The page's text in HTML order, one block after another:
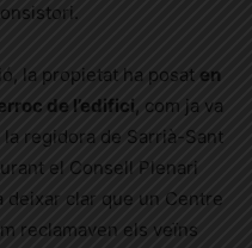
la propietat ha posat en
de l’edifici, com ja va
la regidora de Sarrià-Sant
el Consell Plenari
deixar clar que un Centre
reclamaven els veïns